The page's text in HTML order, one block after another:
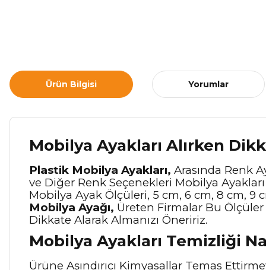
Ürün Bilgisi Yorumlar
Mobilya Ayakları Alırken
Plastik Mobilya Ayakları, Arasında Renk
ve Diğer Renk Seçenekleri Mobilya
Mobilya Ayak Ölçüleri, 5 cm, 6 cm, 8 cm, 9
Mobilya Ayağı, Üreten Firmalar Bu Ölçüler
Dikkate Alarak Almanızı Öneririz.
Mobilya Ayakları Temizliği
Ürüne Aşındırıcı Kimyasallar Temas